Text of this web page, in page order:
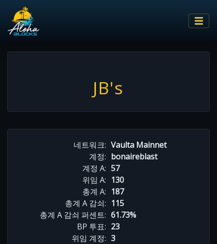
JB's
네트워크: Vaulta Mainnet
계정: bonaireblast
계정 A: 57
위임 A: 130
총계 A: 187
총계 A 감쇠: 115
총계 A 감쇠 퍼센트: 61.73%
BP 투표: 23
위임 계정: 3